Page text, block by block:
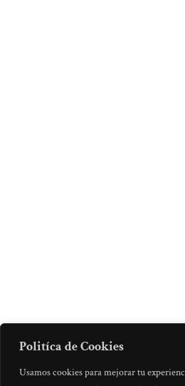
Politíca de Cookies
Usamos cookies para mejorar tu